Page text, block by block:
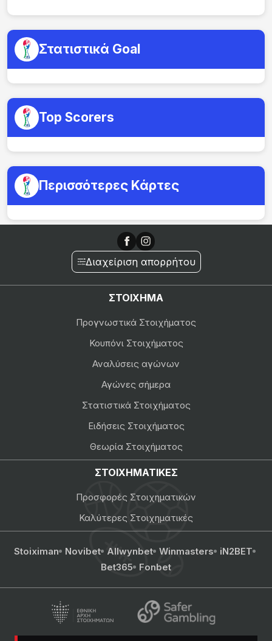
Στατιστικά Goal
Top Scorers
Περισσότερες Κάρτες
Διαχείριση απορρήτου
ΣΤΟΙΧΗΜΑ
Προγνωστικά Στοιχήματος
Κουπόνι Στοιχήματος
Αναλύσεις αγώνων
Αγώνες σήμερα
Στατιστικά Στοιχήματος
Ειδήσεις Στοιχήματος
Θεωρία Στοιχήματος
ΣΤΟΙΧΗΜΑΤΙΚΕΣ
Προσφορές Στοιχηματικών
Καλύτερες Στοιχηματικές
Stoiximan Novibet Allwynbet Winmasters
iN2BET
Bet365
Fonbet